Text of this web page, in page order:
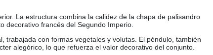
La estructura combina la calidez de la chapa de palisandro
decorativo francés del Segundo Imperio.
con formas vegetales y volutas. El péndulo, también
alegórico, lo que refuerza el valor decorativo del conjunto.